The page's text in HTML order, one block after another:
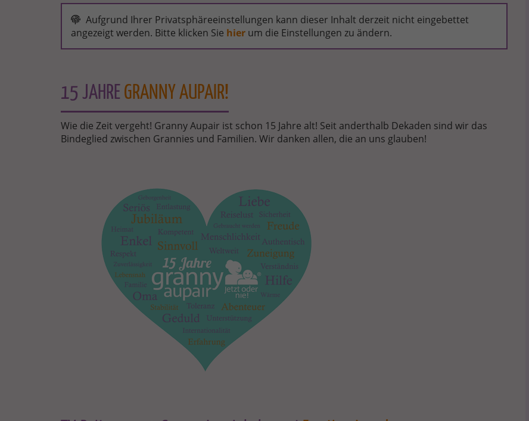
TO
BECOME
GRANNY
50
COUNTRIES
WITH
GRANNY
AUPAIR
Aufgrund Ihrer Privatsphäreeinstellungen kann dieser Inhalt derzeit nicht eingebettet
angezeigt werden. Bitte klicken Sie hier um die Einstellungen zu ändern.
15 JAHRE GRANNY AUPAIR!
Wie die Zeit vergeht! Granny Aupair ist schon 15 Jahre alt! Seit anderthalb Dekaden sind wir das
Bindeglied zwischen Grannies und Familien. Wir danken allen, die an uns glauben!